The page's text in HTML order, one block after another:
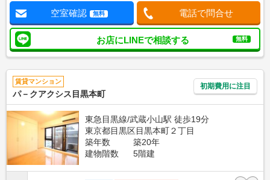
空室確認 無料 電話で問合せ
お店にLINEで相談する 無料
賃貸マンション
パ－クアクシス目黒本町
初期費用に注目
東急目黒線/武蔵小山駅 徒歩19分
東京都目黒区目黒本町２丁目
築年数
築20年
建物階数
5階建